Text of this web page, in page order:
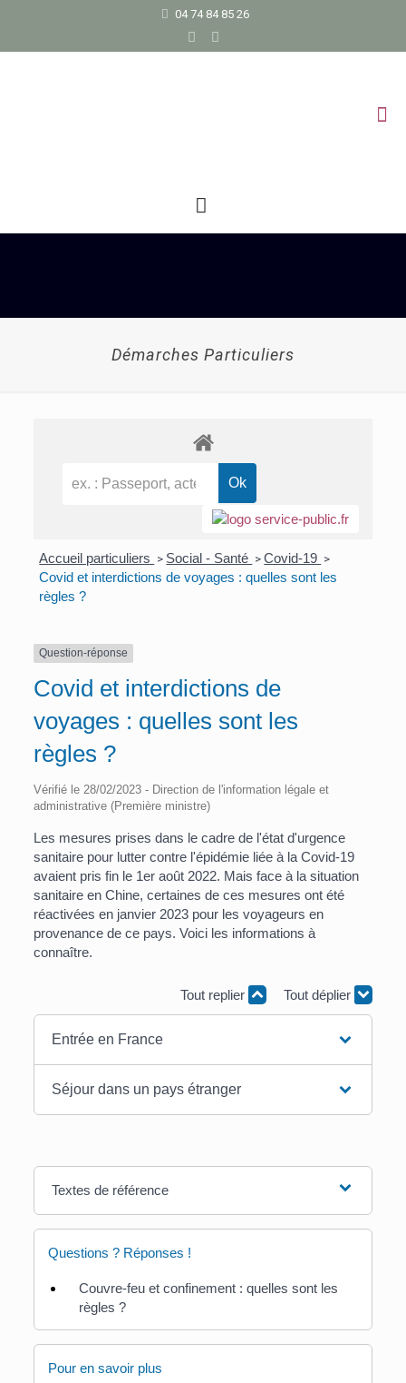
04 74 84 85 26
Démarches Particuliers
Accueil particuliers > Social - Santé > Covid-19 >
Covid et interdictions de voyages : quelles sont les
règles ?
Question-réponse
Covid et interdictions de
voyages : quelles sont les
règles ?
Vérifié le 28/02/2023 - Direction de l'information légale et
administrative (Première ministre)
Les mesures prises dans le cadre de l'état d'urgence
sanitaire pour lutter contre l'épidémie liée à la Covid-19
avaient pris fin le 1er août 2022. Mais face à la situation
sanitaire en Chine, certaines de ces mesures ont été
réactivées en janvier 2023 pour les voyageurs en
provenance de ce pays. Voici les informations à
connaître.
Tout replier Tout déplier
Entrée en France
Séjour dans un pays étranger
Textes de référence
Questions ? Réponses !
Couvre-feu et confinement : quelles sont les
règles ?
Pour en savoir plus